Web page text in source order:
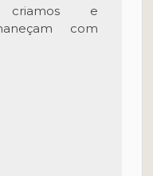
criamos e
com